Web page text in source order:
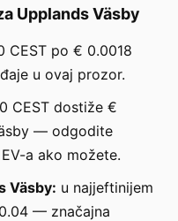
Upplands Väsby
CEST po € 0.0018
u ovaj prozor.
CEST dostiže €
— odgodite
a ako možete.
Väsby: u najjeftinijem
— značajna